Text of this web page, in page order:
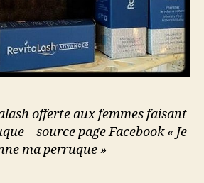
offerte aux femmes faisant
– source page Facebook « Je
ma perruque »